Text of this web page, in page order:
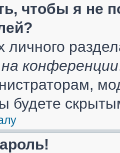
чтобы я не
личного
конференции
будете